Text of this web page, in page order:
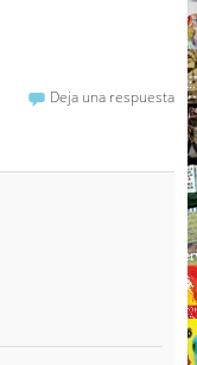
Deja una respuesta